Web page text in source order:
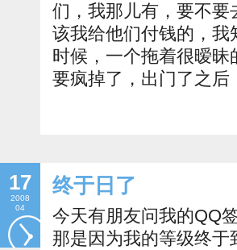
们，我那儿有，要不
该我给他们付钱的，
时候，一个拖着很暧昧
要疯掉了，出门了之后
17
2008
04
终于日了
今天有朋友问我的QQ
那是因为我的等级终